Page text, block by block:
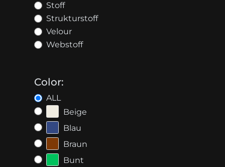
Stoff
Strukturstoff
Velour
Webstoff
Color:
ALL
Beige
Blau
Braun
Bunt